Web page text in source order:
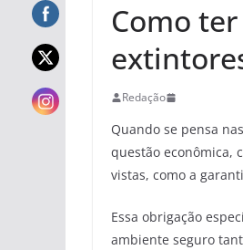
Como
Redação
Quando se pensa
questão econômica,
vistas, como a
Essa obrigação
ambiente seguro